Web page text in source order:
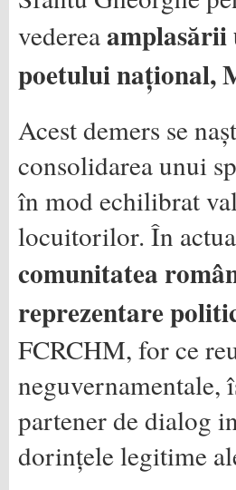
vedereaamplasării
poetului național,
Acest demers se
consolidarea unui
în mod echilibrat
locuitorilor. În
comunitatea
reprezentare
FCRCHM, for ce
neguvernamentale,
partener de dialog
dorințele legitime